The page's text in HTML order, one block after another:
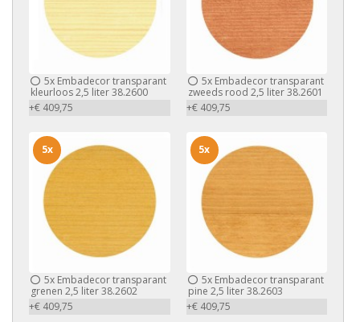
5x Embadecor transparant
kleurloos 2,5 liter 38.2600
+€ 409,75
5xEmbadecor transparant
zweeds rood 2,5 liter 38.2601
+€ 409,75
5x Embadecor transparant
grenen 2,5 liter 38.2602
+€ 409,75
5x
5xEmbadecor transparant
pine 2,5 liter 38.2603
+€ 409,75
5x